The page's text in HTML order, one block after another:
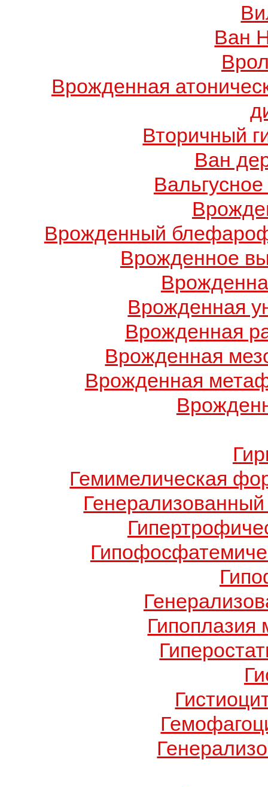
Ван
Врожденная
Вторичный
Ван
Врожденный
Врожденное
Врожденная
Врожденная
Врожденная
Врожденная
Гемимелическая
Гипоплазия